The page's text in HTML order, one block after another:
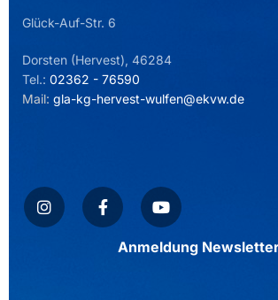
Glück-Auf-Str. 6
Dorsten (Hervest), 46284
Tel.: 02362 - 76590
Mail: gla-kg-hervest-wulfen@ekvw.de
Anmeldung